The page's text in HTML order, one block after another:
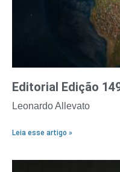
Editorial Edição
Leonardo Allevato
Leia esse artigo »